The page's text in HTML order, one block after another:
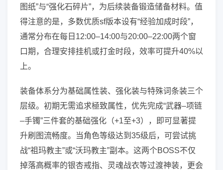
图纸”与“强化石碎片”，为后续装备锻造储备材料。值
得注意的是，多数优质sf版本设有“经验加成时段”，
通常分布在每日12:00–14:00与20:00–22:00两个窗
口期，合理安排挂机或打金时段，效率可提升40%以
上。
装备体系分为基础属性装、强化装与特殊词条装三个
层级。初期无需追求極致属性，优先完成“武器–项链
–手镯”三件套的基础强化（+1至+3），即可显著提
升刷图流畅度。当角色等级达到35级后，可尝试挑
战“祖玛教主”或“沃玛教主”副本。这两个BOSS不仅
掉落高概率的银杏戒指、灵魂战衣等过渡神装，更会